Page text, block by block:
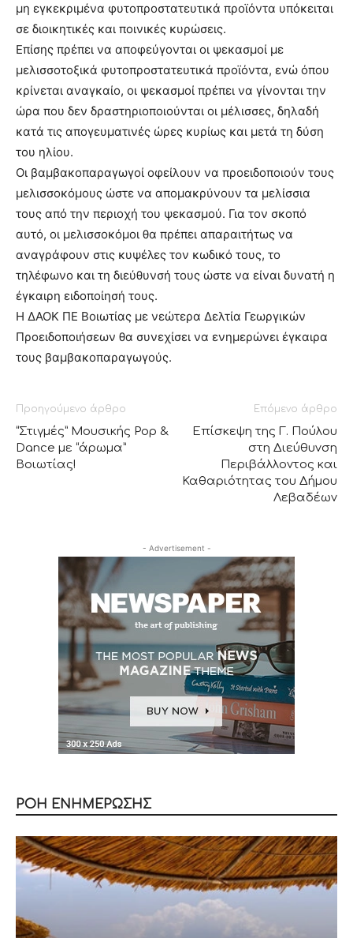
μη εγκεκριμένα φυτοπροστατευτικά προϊόντα υπόκειται
σε διοικητικές και ποινικές κυρώσεις.
Επίσης πρέπει να αποφεύγονται οι ψεκασμοί με
μελισσοτοξικά φυτοπροστατευτικά προϊόντα, ενώ όπου
κρίνεται αναγκαίο, οι ψεκασμοί πρέπει να γίνονται την
ώρα που δεν δραστηριοποιούνται οι μέλισσες, δηλαδή
κατά τις απογευματινές ώρες κυρίως και μετά τη δύση
του ηλίου.
Οι βαμβακοπαραγωγοί οφείλουν να προειδοποιούν τους
μελισσοκόμους ώστε να απομακρύνουν τα μελίσσια
τους από την περιοχή του ψεκασμού. Για τον σκοπό
αυτό, οι μελισσοκόμοι θα πρέπει απαραιτήτως να
αναγράφουν στις κυψέλες τον κωδικό τους, το
τηλέφωνο και τη διεύθυνσή τους ώστε να είναι δυνατή η
έγκαιρη ειδοποίησή τους.
Η ΔΑΟΚ ΠΕ Βοιωτίας με νεώτερα Δελτία Γεωργικών
Προειδοποιήσεων θα συνεχίσει να ενημερώνει έγκαιρα
τους βαμβακοπαραγωγούς.
Προηγούμενο άρθρο
“Στιγμές” Μουσικής Pop &
Dance με “άρωμα”
Βοιωτίας!
Επόμενο άρθρο
Επίσκεψη της Γ. Πούλου
στη Διεύθυνση
Περιβάλλοντος και
Καθαριότητας του Δήμου
Λεβαδέων
- Advertisement -
ΡΟΗ ΕΝΗΜΕΡΩΣΗΣ